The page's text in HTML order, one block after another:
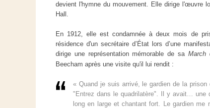
devient l'hymne du mouvement. Elle dirige l'œuvre
Hall.
En 1912, elle est condamnée à deux mois de
résidence d'un secrétaire d’État lors d’une
dirige une représentation mémorable de sa March
Beecham après une visite qu'il lui rendit :
« Quand je suis arrivé, le gardien de la prison
"Entrez dans le quadrilatère". Il y avait… une
long en large et chantant fort. Le gardien me